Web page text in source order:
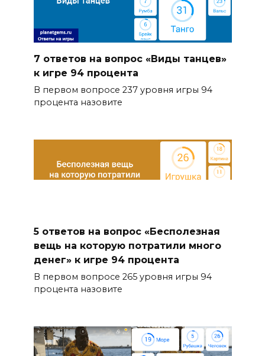
7 ответов на вопрос «Виды танцев»
к игре 94 процента
В первом вопросе 237 уровня игры 94
процента назовите
5 ответов на вопрос «Бесполезная
вещь на которую потратили много
денег» к игре 94 процента
В первом вопросе 265 уровня игры 94
процента назовите